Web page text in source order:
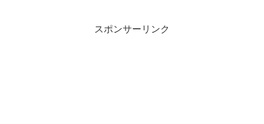
スポンサーリンク